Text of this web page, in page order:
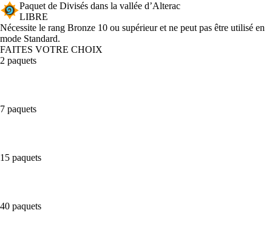
Paquet de Divisés dans la vallée d’Alterac
LIBRE
Product Notification
Nécessite le rang Bronze 10 ou supérieur et ne peut pas être utilisé en
mode Standard.
FAITES VOTRE CHOIX
2 paquets
7 paquets
15 paquets
40 paquets